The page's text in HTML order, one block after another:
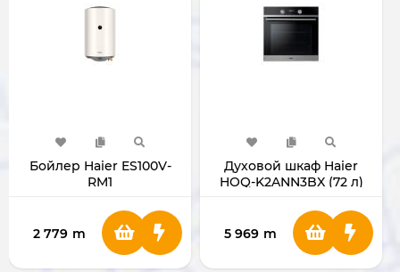
Бойлер Haier ES100V-
RM1
2 779 m
Духовой шкаф Haier
HOQ-K2ANN3BX (72 л)
5 969 m